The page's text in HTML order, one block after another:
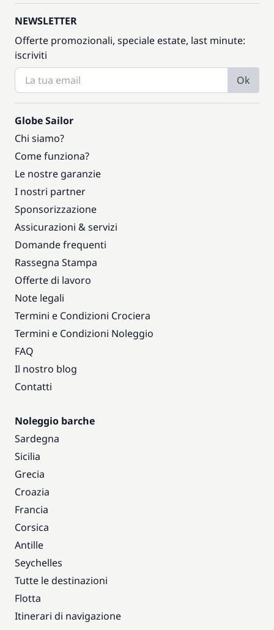
NEWSLETTER
Offerte promozionali, speciale estate, last minute:
iscriviti
Ok
Globe Sailor
Chi siamo?
Come funziona?
Le nostre garanzie
I nostri partner
Sponsorizzazione
Assicurazioni & servizi
Domande frequenti
Rassegna Stampa
Offerte di lavoro
Note legali
Termini e Condizioni Crociera
Termini e Condizioni Noleggio
FAQ
Il nostro blog
Contatti
Noleggio barche
Sardegna
Sicilia
Grecia
Croazia
Francia
Corsica
Antille
Seychelles
Tutte le destinazioni
Flotta
Itinerari di navigazione